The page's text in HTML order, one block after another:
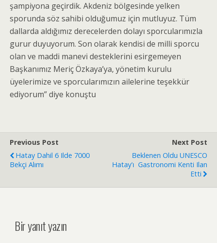
şampiyona geçirdik. Akdeniz bölgesinde yelken
sporunda söz sahibi olduğumuz için mutluyuz. Tüm
dallarda aldığımız derecelerden dolayı sporcularımızla
gurur duyuyorum. Son olarak kendisi de milli sporcu
olan ve maddi manevi desteklerini esirgemeyen
Başkanımız Meriç Özkaya’ya, yönetim kurulu
üyelerimize ve sporcularımızın ailelerine teşekkür
ediyorum” diye konuştu
Previous Post
Hatay Dahil 6 Ilde 7000
Bekçi Alımı
Next Post
Beklenen Oldu UNESCO
Hatay'ı Gastronomi Kenti Ilan
Etti
Bir yanıt yazın